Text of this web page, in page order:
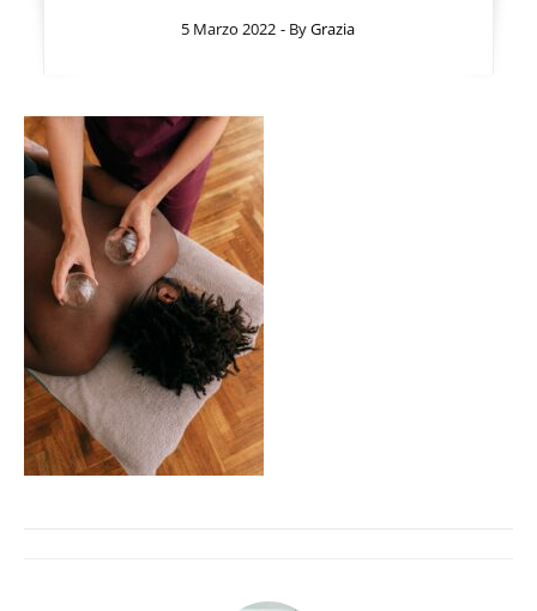
5 Marzo 2022 - ByGrazia